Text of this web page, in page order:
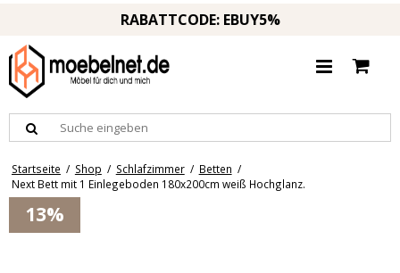
RABATTCODE: EBUY5%
Startseite / Shop / Schlafzimmer / Betten /
Next Bett mit 1 Einlegeboden 180x200cm weiß Hochglanz.
13%